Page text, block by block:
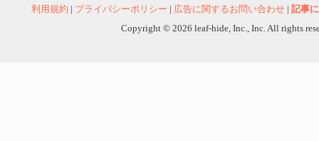
利用規約 | プライバシーポリシー | 広告に関するお問い合わせ | 記事
Copyright © 2026 leaf-hide, Inc., Inc. All rights